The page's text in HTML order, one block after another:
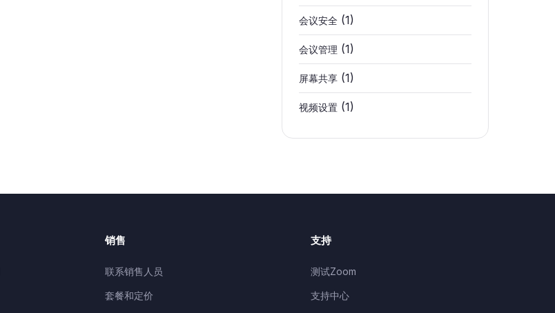
会议安全 (1)
会议管理 (1)
屏幕共享 (1)
视频设置 (1)
销售
联系销售人员
套餐和定价
支持
测试Zoom
支持中心